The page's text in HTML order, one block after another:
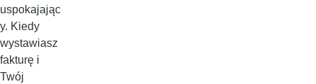
uspokajając
y. Kiedy
wystawiasz
fakturę i
Twój